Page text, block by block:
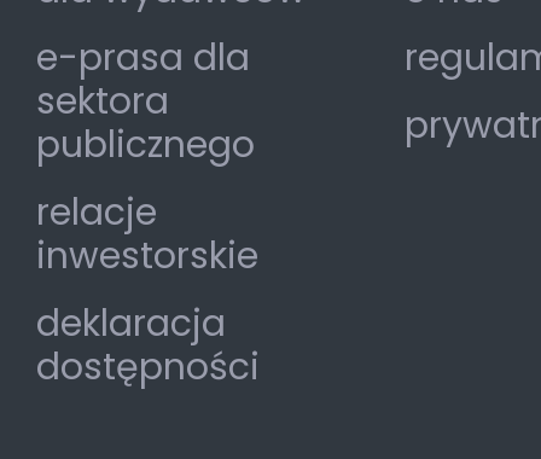
e-prasa dla
sektora
publicznego
relacje
inwestorskie
deklaracja
dostępności